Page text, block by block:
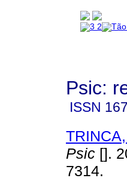
Psic:
ISSN
Psic [].
7314.